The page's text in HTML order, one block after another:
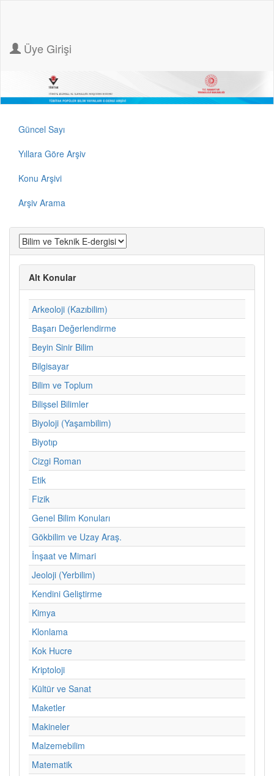
Üye Girişi
Güncel Sayı
Yıllara Göre Arşiv
Konu Arşivi
Arşiv Arama
Alt Konular
Arkeoloji (Kazıbilim)
Başarı Değerlendirme
Beyin Sinir Bilim
Bilgisayar
Bilim ve Toplum
Bilişsel Bilimler
Biyoloji (Yaşambilim)
Biyotıp
Cizgi Roman
Etik
Fizik
Genel Bilim Konuları
Gökbilim ve Uzay Araş.
İnşaat ve Mimari
Jeoloji (Yerbilim)
Kendini Geliştirme
Kimya
Klonlama
Kok Hucre
Kriptoloji
Kültür ve Sanat
Maketler
Makineler
Malzemebilim
Matematik